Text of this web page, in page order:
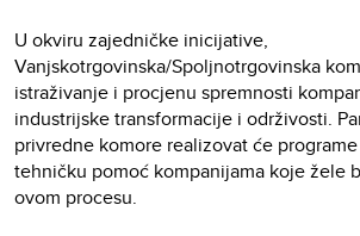
U okviru zajedničke inicijative,
Vanjskotrgovinska/Spoljnotrgovinska
istraživanje i procjenu spremnosti
industrijske transformacije i održivosti.
privredne komore realizovat će
tehničku pomoć kompanijama koje žele
ovom procesu.